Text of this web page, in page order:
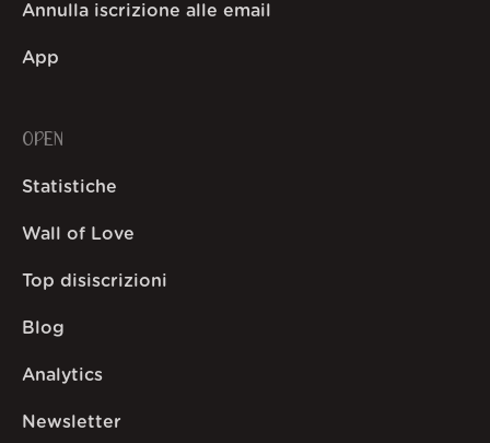
Annulla iscrizione alle email
App
OPEN
Statistiche
Wall of Love
Top disiscrizioni
Blog
Analytics
Newsletter